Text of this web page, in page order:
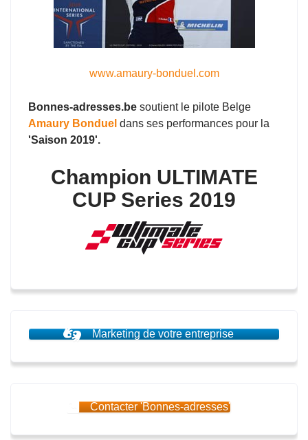
www.amaury-bonduel.com
Bonnes-adresses.be soutient le pilote Belge
Amaury Bonduel dans ses performances pour la
'Saison 2019'.
Champion ULTIMATE
CUP Series 2019
Marketing de votre entreprise
Contacter 'Bonnes-adresses'